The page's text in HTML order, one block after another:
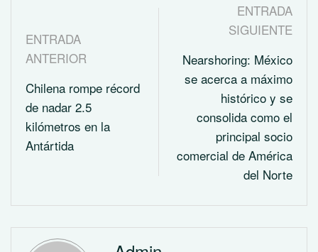
ENTRADA
ANTERIOR
Chilena rompe récord
de nadar 2.5
kilómetros en la
Antártida
ENTRADA
SIGUIENTE
Nearshoring: México
se acerca a máximo
histórico y se
consolida como el
principal socio
comercial de América
del Norte